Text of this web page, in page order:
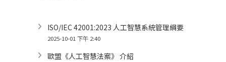
ISO/IEC 42001:2023 人工智慧系統管理綱要
2025-10-01 下午 2:40
歐盟《人工智慧法案》 介紹